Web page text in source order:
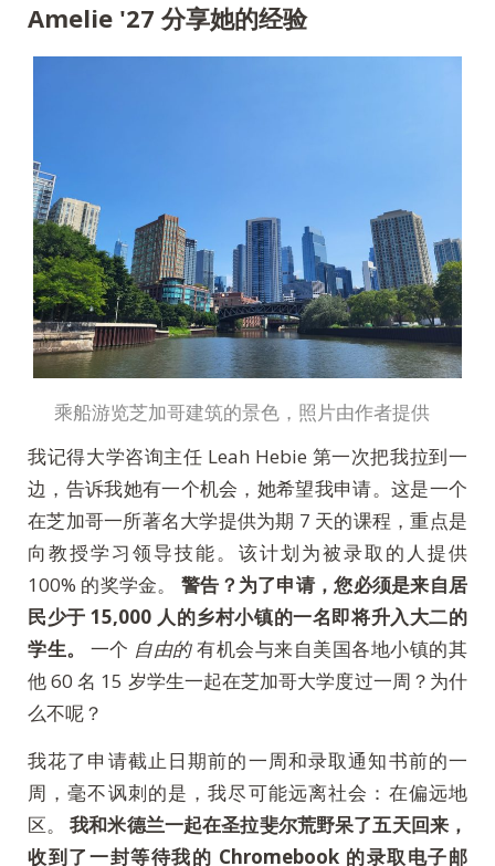
Amelie '27 分享她的经验
乘船游览芝加哥建筑的景色，照片由作者提供
我记得大学咨询主任 Leah Hebie 第一次把我拉到一
边，告诉我她有一个机会，她希望我申请。这是一个
在芝加哥一所著名大学提供为期 7 天的课程，重点是
向教授学习领导技能。该计划为被录取的人提供
100% 的奖学金。 警告？为了申请，您必须是来自居
民少于 15,000 人的乡村小镇的一名即将升入大二的
学生。 一个 自由的有机会与来自美国各地小镇的其
他 60 名 15 岁学生一起在芝加哥大学度过一周？为什
么不呢？
我花了申请截止日期前的一周和录取通知书前的一
周，毫不讽刺的是，我尽可能远离社会：在偏远地
区。
我和米德兰一起在圣拉斐尔荒野呆了五天回来，
收到了一封等待我的 Chromebook 的录取电子邮